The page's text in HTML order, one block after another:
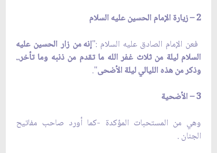
2 – زيارة الإمام الحسين عليه السلام
فعن الإمام الصادق عليه السلام :"إنه من زار الحسين عليه
السلام ليلة من ثلاث غفر الله ما تقدم من ذنبه وما تأخر..
وذكر من هذه الليالي ليلة الأضحى".
3– الأضحية
وهي من المستحبات المؤكدة -كما أورد صاحب مفاتيح
الجنان .